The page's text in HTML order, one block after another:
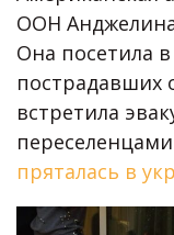
ООН
Она посетила
пострадавших
встретила
пряталась в